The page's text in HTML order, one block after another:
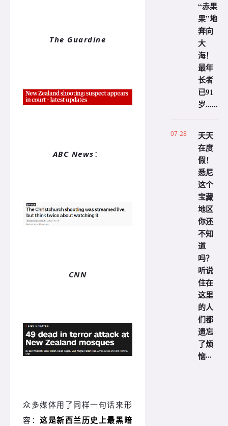
The Guardine
ABC News ：
CNN
众多媒体用了同样一句话来形
容：这是新西兰历史上最黑暗
“赤果
果”地
奔向
大
海！
最年
长者
已91
岁......
07-28
天天
在度
假！
悉尼
这个
宝藏
地区
你还
不知
道
吗？
听说
住在
这里
的人
们都
遗忘
了烦
恼···